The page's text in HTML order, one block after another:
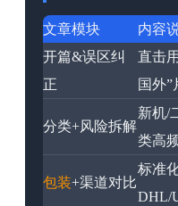
文章模块
内容
开篇&误区纠
正
直击
国外”
分类+风险拆解
新机/
类高
包装+渠道对比
标准
DHL/